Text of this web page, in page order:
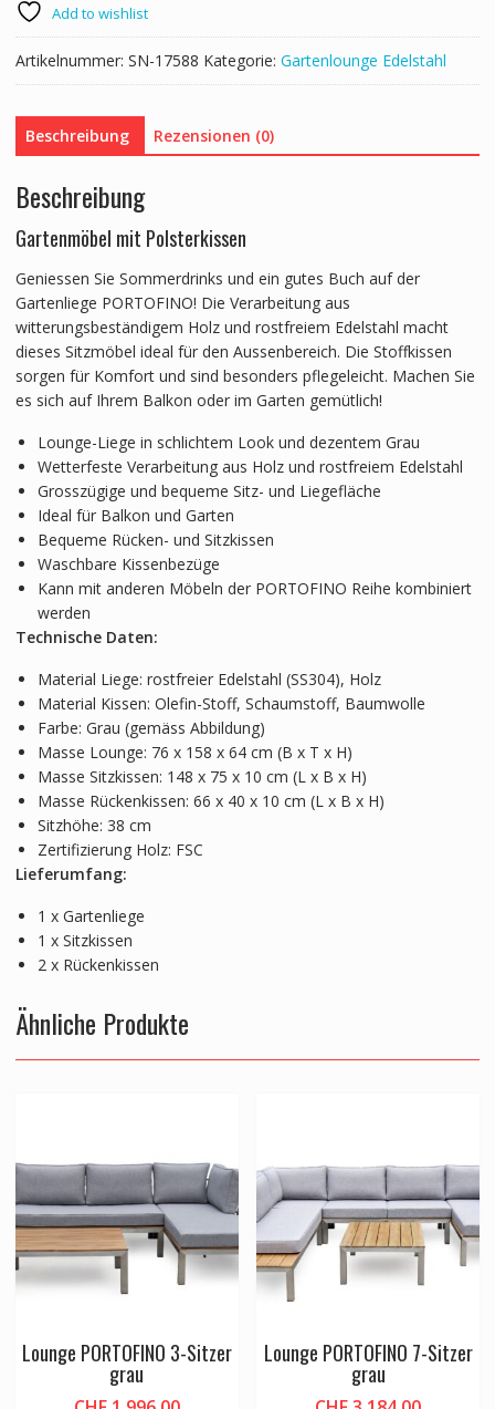
MengeAdd to wishlist
Artikelnummer: SN-17588 Kategorie: Gartenlounge Edelstahl
Beschreibung Rezensionen (0)
Beschreibung
Gartenmöbel mit Polsterkissen
Geniessen Sie Sommerdrinks und ein gutes Buch auf der
Gartenliege PORTOFINO! Die Verarbeitung aus
witterungsbeständigem Holz und rostfreiem Edelstahl macht
dieses Sitzmöbel ideal für den Aussenbereich. Die Stoffkissen
sorgen für Komfort und sind besonders pflegeleicht. Machen Sie
es sich auf Ihrem Balkon oder im Garten gemütlich!
Lounge-Liege in schlichtem Look und dezentem Grau
Wetterfeste Verarbeitung aus Holz und rostfreiem Edelstahl
Grosszügige und bequeme Sitz- und Liegefläche
Ideal für Balkon und Garten
Bequeme Rücken- und Sitzkissen
Waschbare Kissenbezüge
Kann mit anderen Möbeln der PORTOFINO Reihe kombiniert
werden
Technische Daten:
Material Liege: rostfreier Edelstahl (SS304), Holz
Material Kissen: Olefin-Stoff, Schaumstoff, Baumwolle
Farbe: Grau (gemäss Abbildung)
Masse Lounge: 76 x 158 x 64 cm (B x T x H)
Masse Sitzkissen: 148 x 75 x 10 cm (L x B x H)
Masse Rückenkissen: 66 x 40 x 10 cm (L x B x H)
Sitzhöhe: 38 cm
Zertifizierung Holz: FSC
Lieferumfang:
1 x Gartenliege
1 x Sitzkissen
2 x Rückenkissen
Ähnliche Produkte
Lounge PORTOFINO 3-Sitzer
grau
Lounge PORTOFINO 7-Sitzer
grau